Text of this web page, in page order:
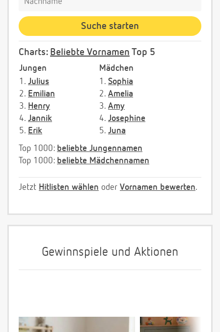
Charts: Beliebte Vornamen Top 5
Jungen
Mädchen
1. Julius
2. Emilian
3. Henry
4. Jannik
5. Erik
1. Sophia
2. Amelia
3. Amy
4. Josephine
5. Juna
Top 1000: beliebte Jungennamen
Top 1000: beliebte Mädchennamen
Jetzt Hitlisten wählen oder Vornamen bewerten.
Gewinnspiele und Aktionen